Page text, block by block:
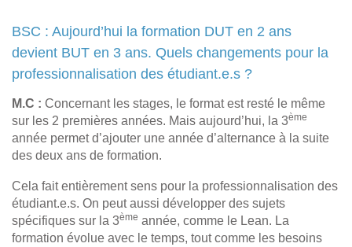
BSC : Aujourd’hui la formation DUT en 2 ans
devient BUT en 3 ans. Quels changements pour la
professionnalisation des étudiant.e.s ?
M.C : Concernant les stages, le format est resté le même
sur les 2 premières années. Mais aujourd’hui, la 3ème
année permet d’ajouter une année d’alternance à la suite
des deux ans de formation.
Cela fait entièrement sens pour la professionnalisation des
étudiant.e.s. On peut aussi développer des sujets
spécifiques sur la 3ème année, comme le Lean. La
formation évolue avec le temps, tout comme les besoins